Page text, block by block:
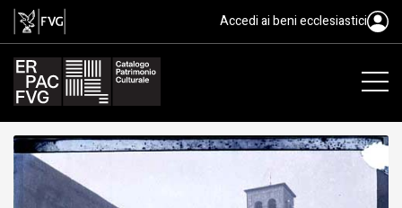
gelatina bromuro d'argento/
Accedi ai beni ecclesiastici